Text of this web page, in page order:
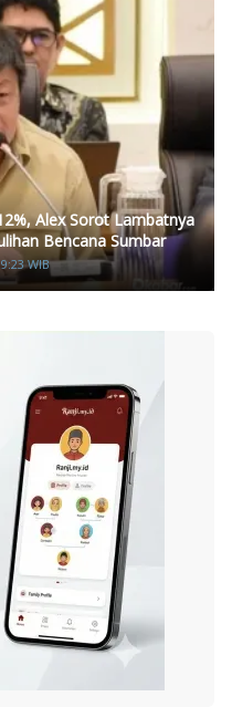
Alex Sorot Lambatnya
Bencana Sumbar
WIB